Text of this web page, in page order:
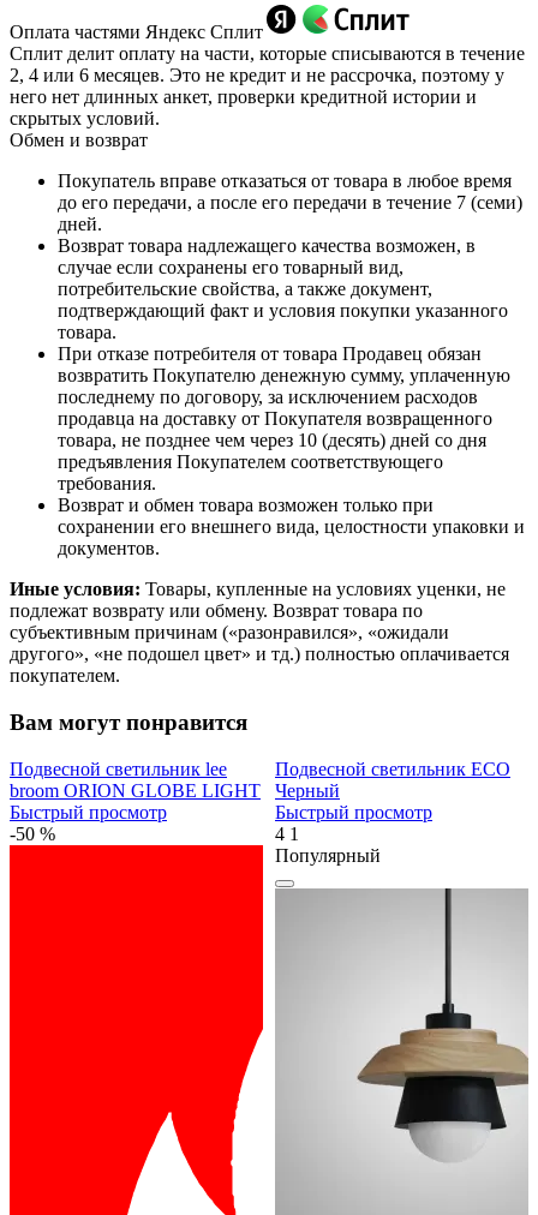
Оплата частями Яндекс Сплит
Сплит делит оплату на части, которые списываются в течение
2, 4 или 6 месяцев. Это не кредит и не рассрочка, поэтому у
него нет длинных анкет, проверки кредитной истории и
скрытых условий.
Обмен и возврат
Покупатель вправе отказаться от товара в любое время
до его передачи, а после его передачи в течение 7 (семи)
дней.
Возврат товара надлежащего качества возможен, в
случае если сохранены его товарный вид,
потребительские свойства, а также документ,
подтверждающий факт и условия покупки указанного
товара.
При отказе потребителя от товара Продавец обязан
возвратить Покупателю денежную сумму, уплаченную
последнему по договору, за исключением расходов
продавца на доставку от Покупателя возвращенного
товара, не позднее чем через 10 (десять) дней со дня
предъявления Покупателем соответствующего
требования.
Возврат и обмен товара возможен только при
сохранении его внешнего вида, целостности упаковки и
документов.
Иные условия: Товары, купленные на условиях уценки, не
подлежат возврату или обмену. Возврат товара по
субъективным причинам («разонравился», «ожидали
другого», «не подошел цвет» и тд.) полностью оплачивается
покупателем.
Вам могут понравится
Подвесной светильник lee
broom ORION GLOBE LIGHT
Быстрый просмотр
-50 %
Подвесной светильник ECO
Черный
Быстрый просмотр
4 1
Популярный